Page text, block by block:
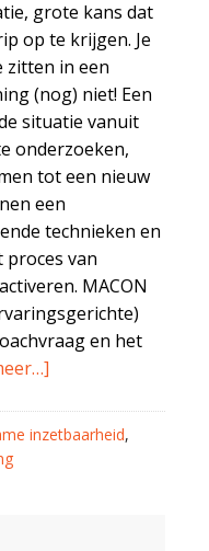
grote kans dat
op te krijgen. Je
zitten in een
(nog) niet! Een
situatie vanuit
onderzoeken,
tot een nieuw
een
technieken en
van
MACON
en het
inzetbaarheid,